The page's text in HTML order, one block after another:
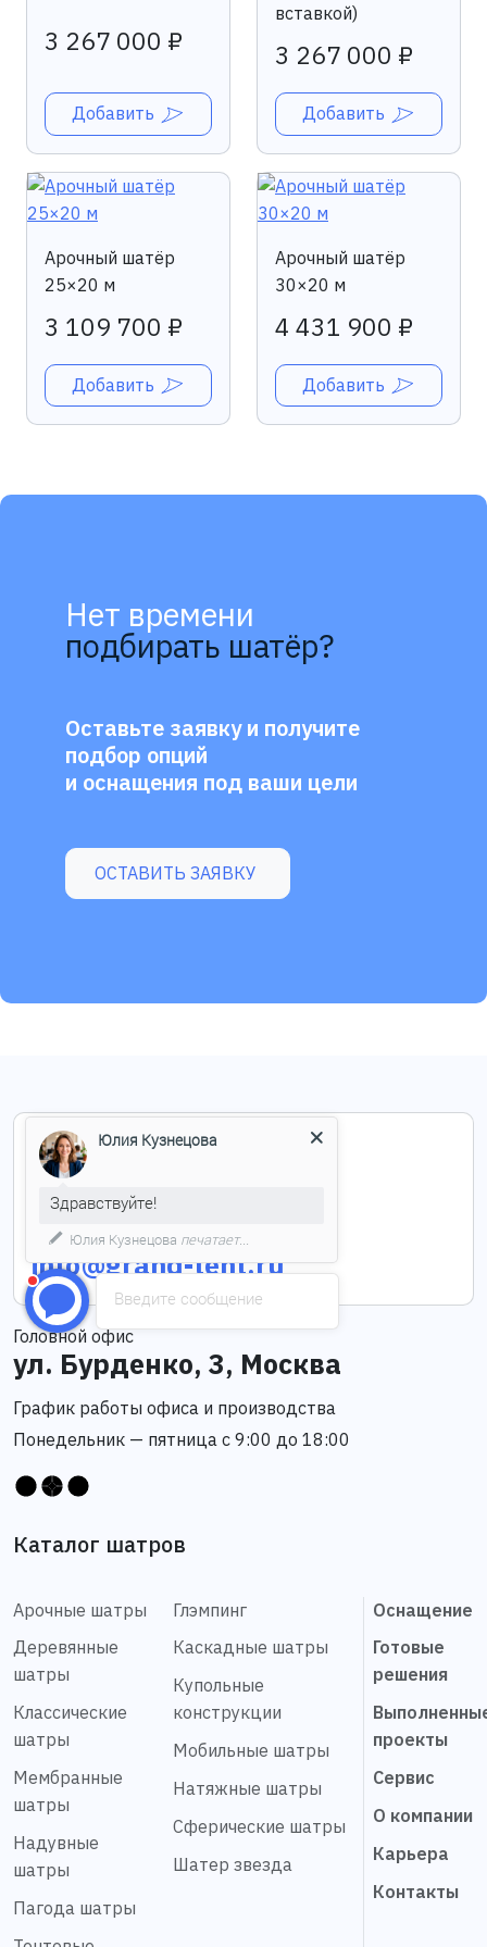
3 267 000 ₽
Добавить
вставкой)
3 267 000 ₽
Добавить
Арочный шатёр
25×20 м
3 109 700 ₽
Добавить
Арочный шатёр
30×20 м
4 431 900 ₽
Добавить
Нет времени
подбирать шатёр?
Оставьте заявку и получите
подбор опций
и оснащения под ваши цели
ОСТАВИТЬ ЗАЯВКУ
+7 (495) 004-05-03
info@grand-tent.ru
Головной офис
ул. Бурденко, 3, Москва
График работы офиса и производства
Понедельник — пятница с 9:00 до 18:00
Каталог шатров
Арочные шатры
Деревянные
шатры
Классические
шатры
Мембранные
шатры
Надувные
шатры
Пагода шатры
Глэмпинг
Каскадные шатры
Купольные
конструкции
Мобильные шатры
Натяжные шатры
Сферические шатры
Шатер звезда
Оснащение
Готовые
решения
проекты
Сервис
О компании
Карьера
Контакты
Введите сообщение
Здравствуйте!
Мы подготовили для Вас
специальное предложение!